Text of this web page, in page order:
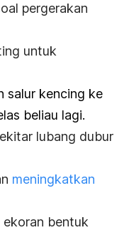
pergerakan
untuk
salur kencing ke
beliau lagi.
lubang dubur
meningkatkan
bentuk